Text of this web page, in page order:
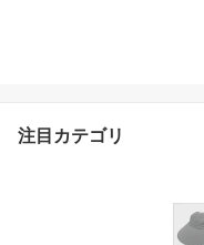
注目カテゴリ